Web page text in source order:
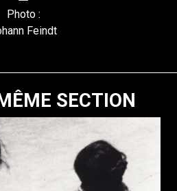
Photo :
Feindt
SECTION